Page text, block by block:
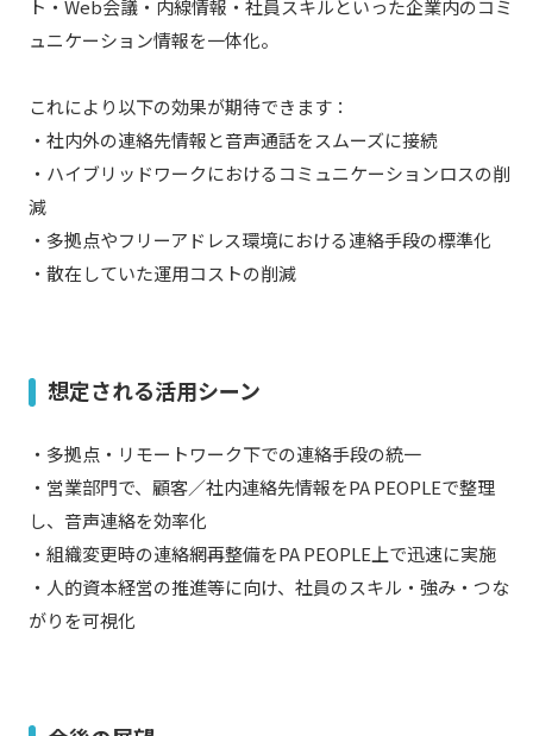
ト・Web会議・内線情報・社員スキルといった企業内のコミ
ュニケーション情報を一体化。
これにより以下の効果が期待できます：
・社内外の連絡先情報と音声通話をスムーズに接続
・ハイブリッドワークにおけるコミュニケーションロスの削
減
・多拠点やフリーアドレス環境における連絡手段の標準化
・散在していた運用コストの削減
想定される活用シーン
・多拠点・リモートワーク下での連絡手段の統一
・営業部門で、顧客／社内連絡先情報をPA PEOPLEで整理
し、音声連絡を効率化
・組織変更時の連絡網再整備をPA PEOPLE上で迅速に実施
・人的資本経営の推進等に向け、社員のスキル・強み・つな
がりを可視化